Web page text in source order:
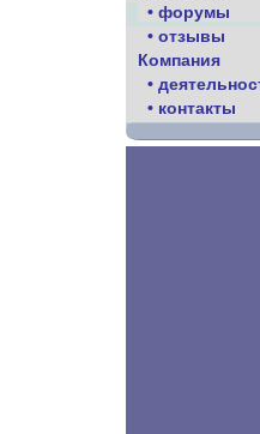
• форумы
• отзывы
Компания
•
• контакты